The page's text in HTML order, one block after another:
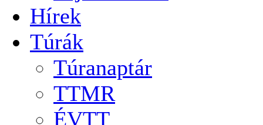
Hírek
Túrák
Túranaptár
TTMR
ÉVTT